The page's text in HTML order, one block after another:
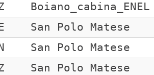
Boiano_cabina_ENEL
San Polo Matese
San Polo Matese
San Polo Matese